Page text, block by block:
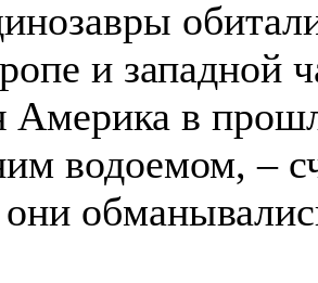
и западной
Америка в
водоемом, –